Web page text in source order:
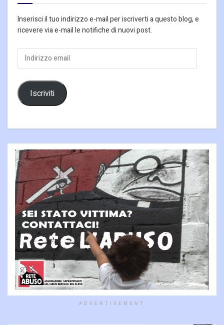
Inserisci il tuo indirizzo e-mail per iscriverti a questo blog, e
ricevere via e-mail le notifiche di nuovi post.
Indirizzo
email
Iscriviti
ADVERTISEMENT